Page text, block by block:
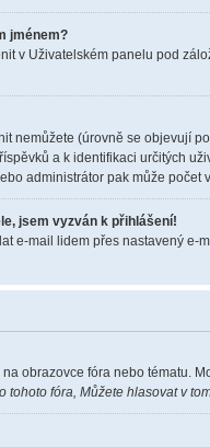
jménem?
v Uživatelském panelu pod
nemůžete (úrovně se objevují
a k identifikaci určitých
administrátor pak může počet
jsem vyzván k přihlášení!
e-mail lidem přes nastavený
obrazovce fóra nebo tématu.
tohoto fóra, Můžete hlasovat v